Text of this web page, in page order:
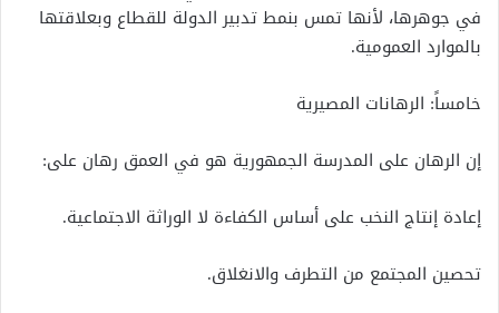
في جوهرها، لأنها تمس بنمط تدبير الدولة للقطاع وبعلاقتها
بالموارد العمومية.
خامساً: الرهانات المصيرية
إن الرهان على المدرسة الجمهورية هو في العمق رهان على:
إعادة إنتاج النخب على أساس الكفاءة لا الوراثة الاجتماعية.
تحصين المجتمع من التطرف والانغلاق.